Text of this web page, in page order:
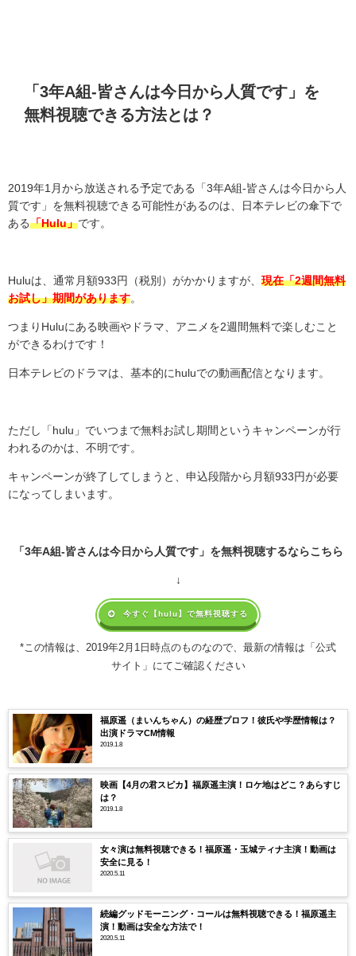
「 3年A組 -皆さんは今日から人質です」を
無料視聴できる方法とは？
2019年1 月から放送される予定である「3年A組-皆さんは今日から人
質です」を無料視聴できる可能性があるのは、日本テレビの傘下で
ある「Hulu」です。
Huluは、通常月額933円（税別）がかかりますが、 現在「2週間無料
お試し」期間があります
つまり Huluにある映画やドラマ、アニメを2週間無料で楽しむこと
ができるわけです！
日本テレビのドラマは、基本的に huluでの動画配信となります。
ただし「 hulu 」でいつまで無料お試し期間というキャンペーンが行
われるのかは、不明です。
キャンペーンが終了してしまうと、申込段階から月額933円が必要
になってしまいます。
「3年A組-皆さんは今日から人質です」を無料視聴するならこちら
↓
今すぐ【hulu】で無料視聴する
*この情報は、2019年2月1日時点のものなので、最新の情報は「公式
サイト」にてご確認ください
福原遥（まいんちゃん）の経歴プロフ！彼氏や学歴情報は？
出演ドラマCM情報
2019.1.8
映画【4月の君スピカ】福原遥主演！ロケ地はどこ？あらすじ
は？
2019.1.8
女々演は無料視聴できる！福原遥・玉城ティナ主演！動画は
安全に見る！
2020.5.11
続編グッドモーニング・コールは無料視聴できる！福原遥主
演！動画は安全な方法で！
2020.5.11